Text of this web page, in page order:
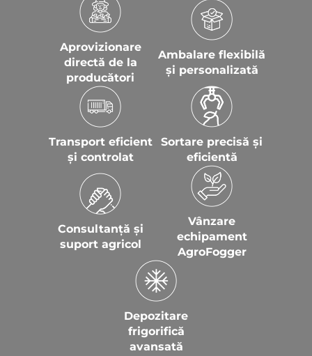
Aprovizionare
directă de la
producători
Ambalare flexibilă
și personalizată
Transport eficient
și controlat
Sortare precisă și
eficientă
Consultanță și
suport agricol
Vânzare
echipament
AgroFogger
Depozitare
frigorifică
avansată